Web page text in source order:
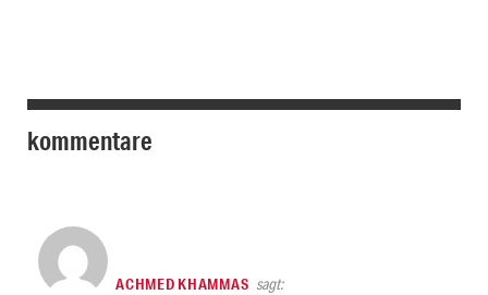
kommentare
ACHMED KHAMMAS sagt: